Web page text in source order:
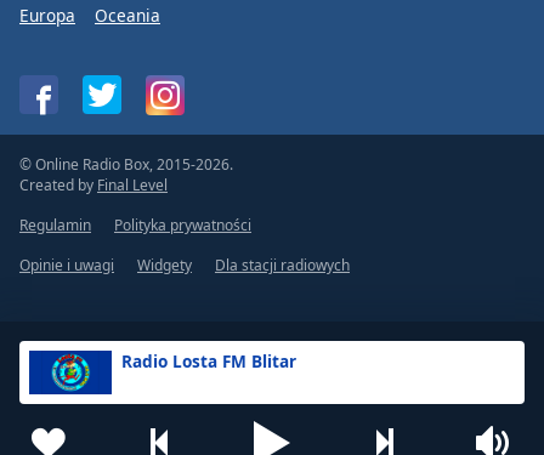
Radio Losta FM Blitar
Europa
Oceania
© Online Radio Box, 2015-2026.
Created by Final Level
Regulamin
Polityka prywatności
Opinie i uwagi
Widgety Dla stacji radiowych